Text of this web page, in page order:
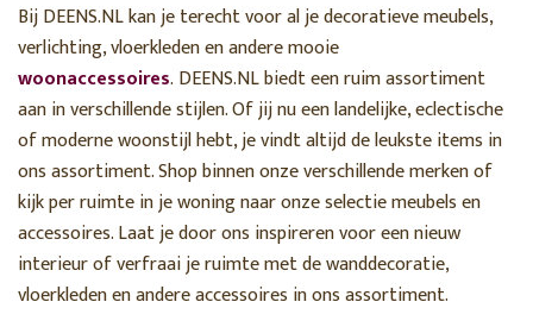
Bij DEENS.NL kan je terecht voor al je decoratieve meubels,
verlichting, vloerkleden en andere mooie
woonaccessoires. DEENS.NL biedt een ruim assortiment
aan in verschillende stijlen. Of jij nu een landelijke, eclectische
of moderne woonstijl hebt, je vindt altijd de leukste items in
ons assortiment. Shop binnen onze verschillende merken of
kijk per ruimte in je woning naar onze selectie meubels en
accessoires. Laat je door ons inspireren voor een nieuw
interieur of verfraai je ruimte met de wanddecoratie,
vloerkleden en andere accessoires in ons assortiment.